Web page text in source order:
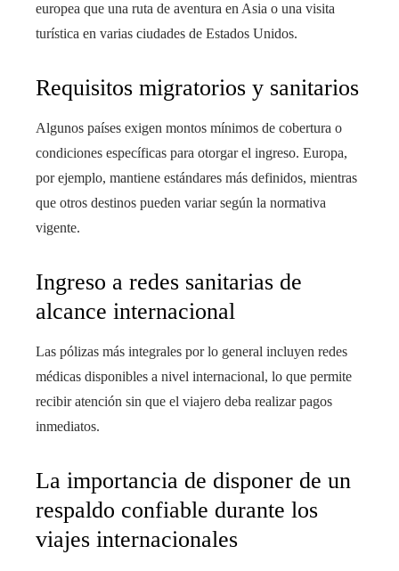
europea que una ruta de aventura en Asia o una visita
turística en varias ciudades de Estados Unidos.
Requisitos migratorios y sanitarios
Algunos países exigen montos mínimos de cobertura o
condiciones específicas para otorgar el ingreso. Europa,
por ejemplo, mantiene estándares más definidos, mientras
que otros destinos pueden variar según la normativa
vigente.
Ingreso a redes sanitarias de
alcance internacional
Las pólizas más integrales por lo general incluyen redes
médicas disponibles a nivel internacional, lo que permite
recibir atención sin que el viajero deba realizar pagos
inmediatos.
La importancia de disponer de un
respaldo confiable durante los
viajes internacionales